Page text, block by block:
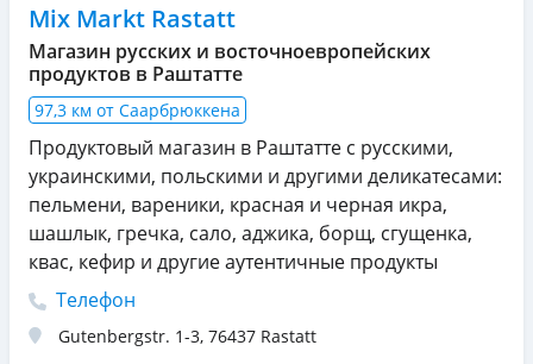
Mix Markt Rastatt
Магазин русских и восточноевропейских
продуктов в Раштатте
97,3 км от Саарбрюккена
Продуктовый магазин в Раштатте с русскими,
украинскими, польскими и другими деликатесами:
пельмени, вареники, красная и черная икра,
шашлык, гречка, сало, аджика, борщ, сгущенка,
квас, кефир и другие аутентичные продукты
Телефон
Gutenbergstr. 1-3, 76437 Rastatt